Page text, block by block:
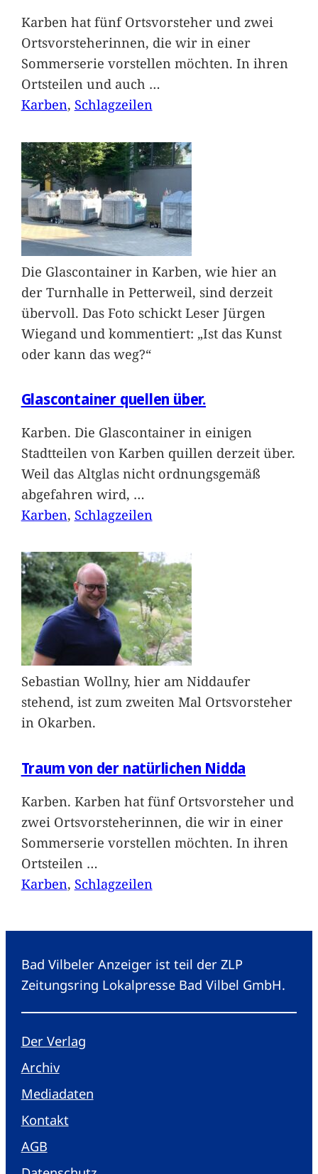
Karben hat fünf Ortsvorsteher und zwei
Ortsvorsteherinnen, die wir in einer
Sommerserie vorstellen möchten. In ihren
Ortsteilen und auch …
Karben, Schlagzeilen
Die Glascontainer in Karben, wie hier an
der Turnhalle in Petterweil, sind derzeit
übervoll. Das Foto schickt Leser Jürgen
Wiegand und kommentiert: „Ist das Kunst
oder kann das weg?“
Glascontainer quellen über.
Karben. Die Glascontainer in einigen
Stadtteilen von Karben quillen derzeit über.
Weil das Altglas nicht ordnungsgemäß
abgefahren wird, …
Karben, Schlagzeilen
Sebastian Wollny, hier am Niddaufer
stehend, ist zum zweiten Mal Ortsvorsteher
in Okarben.
Traum von der natürlichen Nidda
Karben. Karben hat fünf Ortsvorsteher und
zwei Ortsvorsteherinnen, die wir in einer
Sommerserie vorstellen möchten. In ihren
Ortsteilen …
Karben, Schlagzeilen
Bad Vilbeler Anzeiger ist teil der ZLP
Zeitungsring Lokalpresse Bad Vilbel GmbH.
Der Verlag
Archiv
Mediadaten
Kontakt
AGB